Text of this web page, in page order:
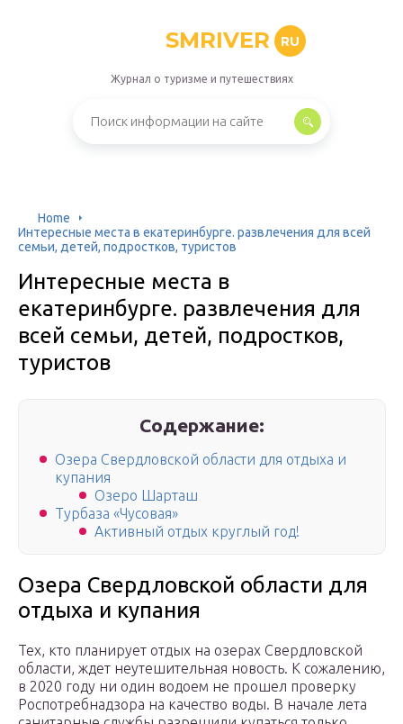
SMRIVER RU
Журнал о туризме и путешествиях
Home
Интересные места в екатеринбурге. развлечения для всей
семьи, детей, подростков, туристов
Интересные места в
екатеринбурге. развлечения для
всей семьи, детей, подростков,
туристов
Содержание:
Озера Свердловской области для отдыха и
купания
Озеро Шарташ
Турбаза «Чусовая»
Активный отдых круглый год!
Озера Свердловской области для
отдыха и купания
Тех, кто планирует отдых на озерах Свердловской
области, ждет неутешительная новость. К сожалению,
в 2020 году ни один водоем не прошел проверку
Роспотребнадзора на качество воды. В начале лета